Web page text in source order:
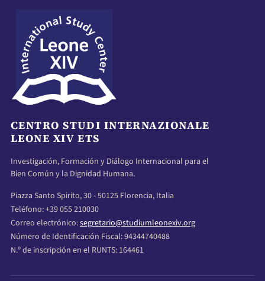
CENTRO STUDI INTERNAZIONALE
LEONE XIV ETS
Investigación, Formación y Diálogo Internacional para el
Bien Común y la Dignidad Humana.
Piazza Santo Spirito, 30 - 50125 Florencia, Italia
Teléfono: +39 055 210030
Correo electrónico:segretario@studiumleonexiv.org
Número de Identificación Fiscal: 94344740488
N.º de inscripción en el RUNTS: 164461